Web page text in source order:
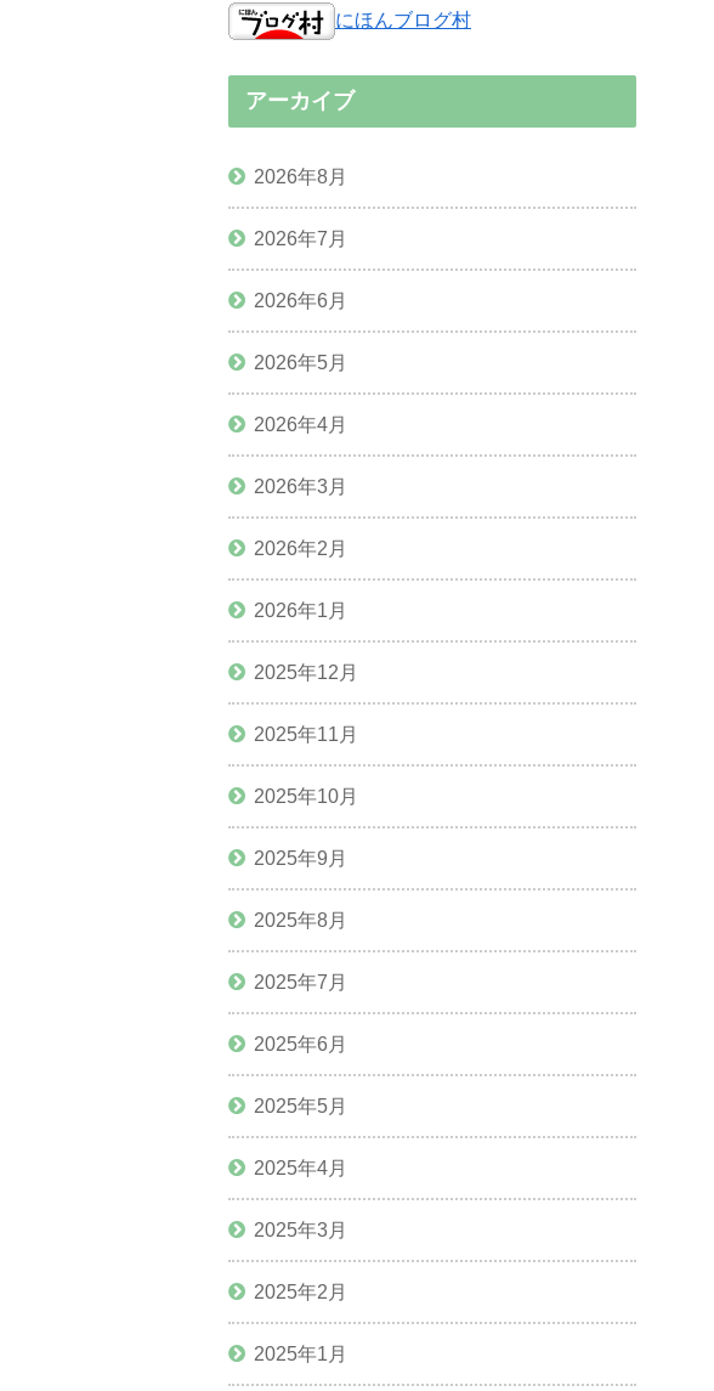
にほんブログ村
アーカイブ
2026年8月
2026年7月
2026年6月
2026年5月
2026年4月
2026年3月
2026年2月
2026年1月
2025年12月
2025年11月
2025年10月
2025年9月
2025年8月
2025年7月
2025年6月
2025年5月
2025年4月
2025年3月
2025年2月
2025年1月